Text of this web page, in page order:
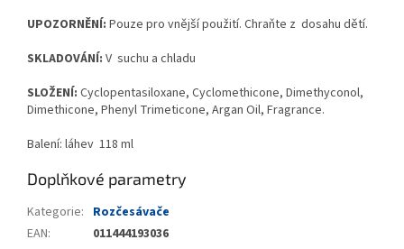
UPOZORNĚNÍ: Pouze pro vnější použití. Chraňte z dosahu dětí.
SKLADOVÁNÍ: V suchu a chladu
SLOŽENÍ: Cyclopentasiloxane, Cyclomethicone, Dimethyconol,
Dimethicone, Phenyl Trimeticone, Argan Oil, Fragrance.
Balení: láhev 118 ml
Doplňkové parametry
Kategorie: Rozčesávače
EAN: 011444193036